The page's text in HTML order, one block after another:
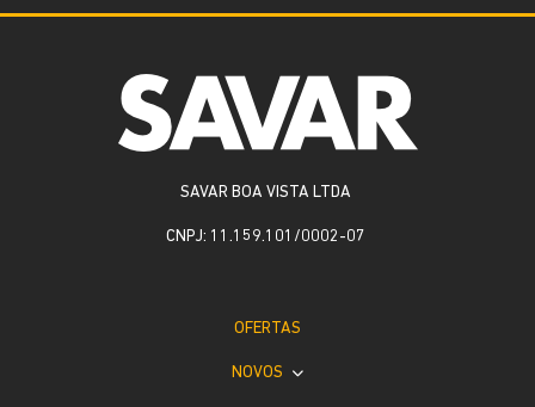
SAVAR BOA VISTA LTDA
CNPJ: 11.159.101/0002-07
OFERTAS
NOVOS